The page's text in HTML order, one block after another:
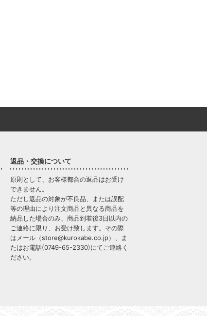
返品・交換について
原則として、お客様都合の返品はお受け
できません。
ただし返品の対象が不良品、または誤配
等の理由により注文商品と異なる商品を
納品した場合のみ、商品到着後3日以内の
ご連絡に限り、お受け致します。その際
はメール（store@kurokabe.co.jp）、ま
たはお電話(0749-65-2330)にてご連絡く
ださい。